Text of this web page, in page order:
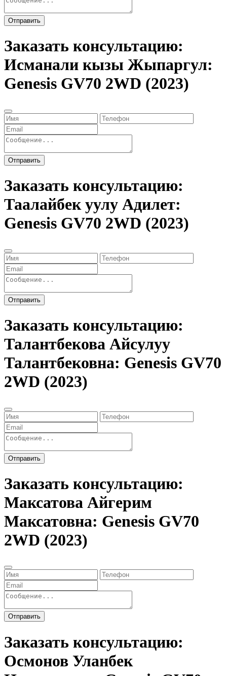
Отправить
Заказать консультацию:
Исманали кызы Жыпаргул:
Genesis GV70 2WD (2023)
Отправить
Заказать консультацию:
Таалайбек уулу Адилет:
Genesis GV70 2WD (2023)
Отправить
Заказать консультацию:
Талантбекова Айсулуу
Талантбековна: Genesis GV70
2WD (2023)
Отправить
Заказать консультацию:
Максатова Айгерим
Максатовна: Genesis GV70
2WD (2023)
Отправить
Заказать консультацию:
Осмонов Уланбек